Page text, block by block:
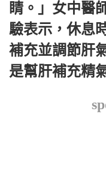
睛。」女中醫
驗表示，休息
補充並調節肝
是幫肝補充精